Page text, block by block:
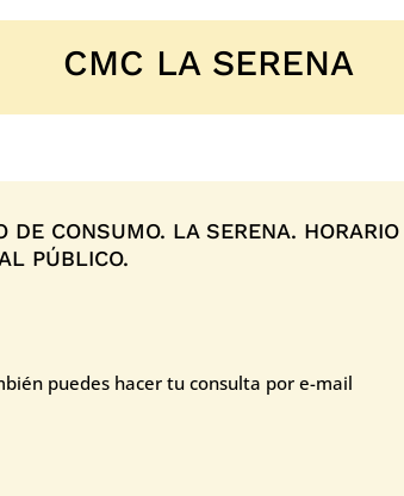
CMC LA SERENA
DE CONSUMO. LA SERENA. HORARIO
PÚBLICO.
puedes hacer tu consulta por e-mail